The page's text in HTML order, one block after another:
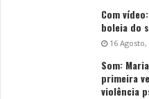
Com
boleia do
16 Agosto,
Som:
primeira
violência